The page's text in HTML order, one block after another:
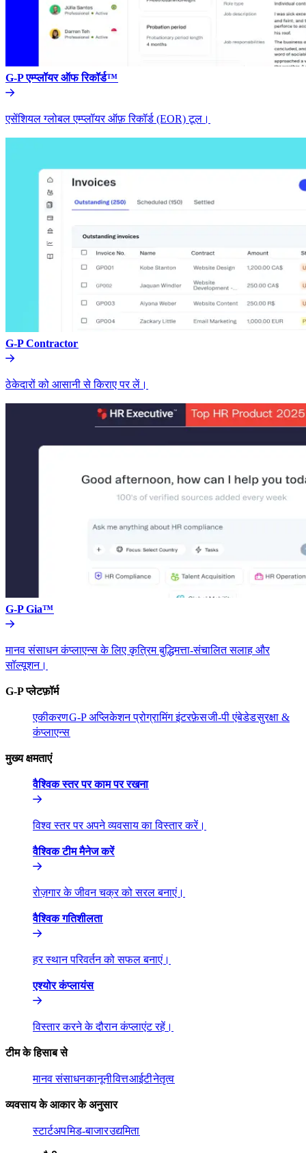
G-P एम्प्लॉयर ऑफ रिकॉर्ड™​​
एसेंशियल ग्लोबल एम्प्लॉयर ऑफ़ रिकॉर्ड (EOR) टूल।​​
G-P Contractor​​
ठेकेदारों को आसानी से किराए पर लें।​​
G-P Gia™​​
मानव संसाधन कंप्लाएन्स के लिए कृत्रिम बुद्धिमत्ता-संचालित सलाह और
सॉल्यूशन।​​
G-P प्लेटफ़ॉर्म​​
एकीकरण​​G-P अप्लिकेशन प्रोग्रामिंग इंटरफ़ेस​​जी-पी एंबेडेड​​सुरक्षा &
कंप्लाएन्स​​
मुख्य क्षमताएं​​
वैश्विक स्तर पर काम पर रखना​​
विश्व स्तर पर अपने व्यवसाय का विस्तार करें।​​
वैश्विक टीम मैनेज करें​​
रोज़गार के जीवन चक्र को सरल बनाएं।​​
वैश्विक गतिशीलता​​
हर स्थान परिवर्तन को सफल बनाएं।​​
एश्योर कंप्लायंस​​
विस्तार करने के दौरान कंप्लाएंट रहें।​​
टीम के हिसाब से​​
मानव संसाधन​​कानूनी​​वित्त​​आईटी​​नेतृत्व​​
व्यवसाय के आकार के अनुसार​​
स्टार्टअप​​मिड-बाजार​​उद्यमिता​​